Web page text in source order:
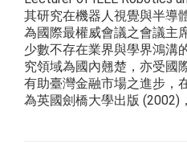
其研究在機器人視覺與半導
為國際最權威會議之會議主
少數不存在業界與學界鴻溝
究領域為國內翹楚，亦受國
有助臺灣金融市場之進步，
為英國劍橋大學出版 (2002)